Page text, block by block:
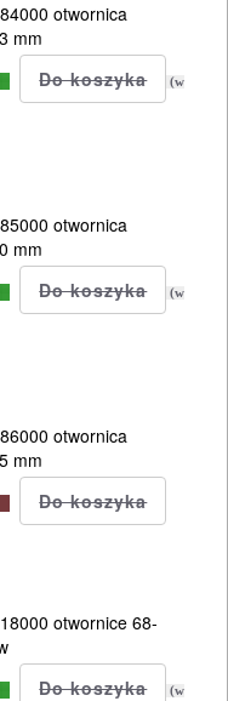
otwornica
mm
(w
otwornica
mm
(w
otwornica
mm
otwornice 68-
(w